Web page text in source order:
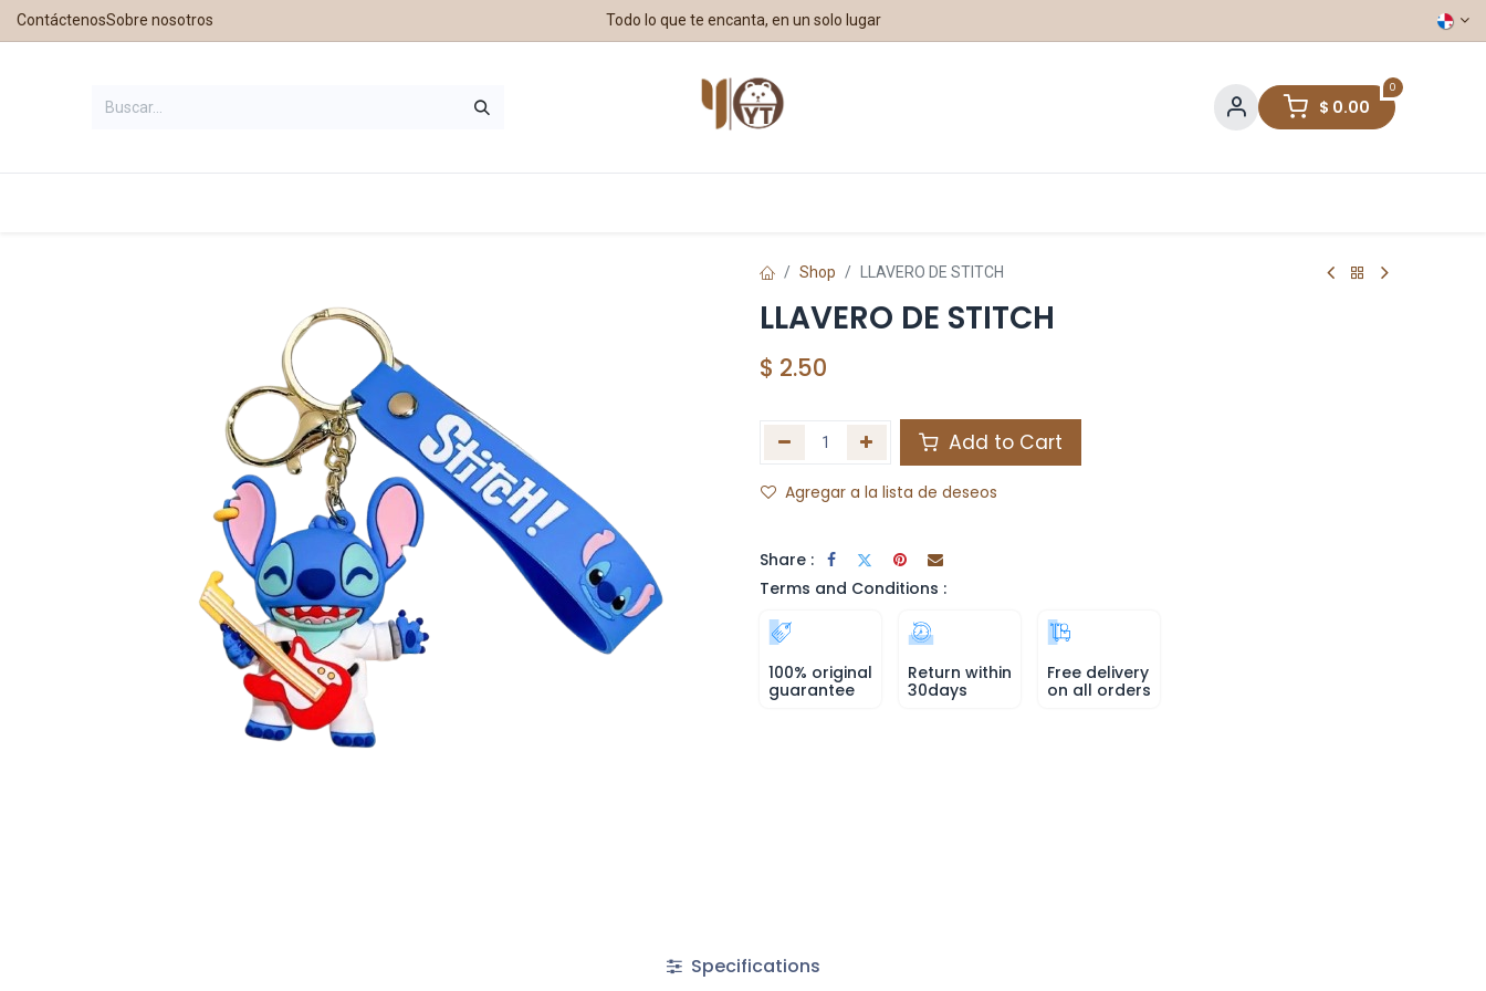
ContáctenosSobre nosotros Todo lo que te encanta, en un solo lugar
0
$ 0.00
Shop LLAVERO DE STITCH
LLAVERO DE STITCH
$ 2.50
Add to Cart
Agregar a la lista de deseos
Share :
Terms and Conditions :
100% original
guarantee
Return within
30days
Free delivery
on all orders
Specifications